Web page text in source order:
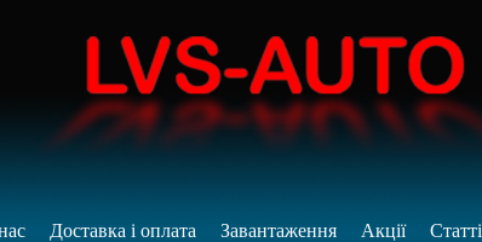
Доставка і оплата Завантаження Акції Статті